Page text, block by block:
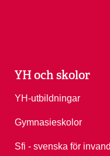
YH och skolor
YH-utbildningar
Gymnasieskolor
Sfi - svenska för